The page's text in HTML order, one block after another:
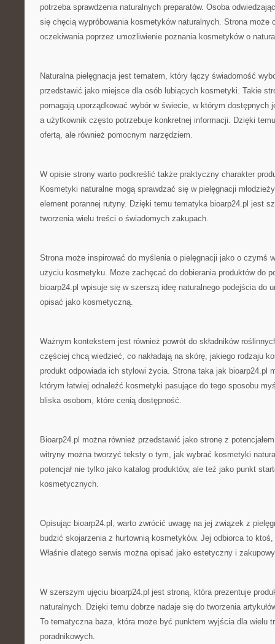
potrzeba sprawdzenia naturalnych preparatów. Osoba
się chęcią wypróbowania kosmetyków naturalnych. Strona może
oczekiwania poprzez umożliwienie poznania kosmetyków o
Naturalna pielęgnacja jest tematem, który łączy świadomość
przedstawić jako miejsce dla osób lubiących kosmetyki. Takie
pomagają uporządkować wybór w świecie, w którym dostępnych
a użytkownik często potrzebuje konkretnej informacji. Dzięki
ofertą, ale również pomocnym narzędziem.
W opisie strony warto podkreślić także praktyczny charakter
Kosmetyki naturalne mogą sprawdzać się w pielęgnacji
element porannej rutyny. Dzięki temu tematyka bioarp24.pl jest
tworzenia wielu treści o świadomych zakupach.
Strona może inspirować do myślenia o pielęgnacji jako o czymś
użyciu kosmetyku. Może zachęcać do dobierania produktów do
bioarp24.pl wpisuje się w szerszą ideę naturalnego podejścia do
opisać jako kosmetyczną.
Ważnym kontekstem jest również powrót do składników
częściej chcą wiedzieć, co nakładają na skórę, jakiego rodzaju
produkt odpowiada ich stylowi życia. Strona taka jak bioarp24.pl
którym łatwiej odnaleźć kosmetyki pasujące do tego sposobu
bliska osobom, które cenią dostępność.
Bioarp24.pl można również przedstawić jako stronę z
witryny można tworzyć teksty o tym, jak wybrać kosmetyki
potencjał nie tylko jako katalog produktów, ale też jako punkt
kosmetycznych.
Opisując bioarp24.pl, warto zwrócić uwagę na jej związek z
budzić skojarzenia z hurtownią kosmetyków. Jej odbiorca to
Właśnie dlatego serwis można opisać jako estetyczny i
W szerszym ujęciu bioarp24.pl jest stroną, która prezentuje
naturalnych. Dzięki temu dobrze nadaje się do tworzenia
To tematyczna baza, która może być punktem wyjścia dla wielu
poradnikowych.